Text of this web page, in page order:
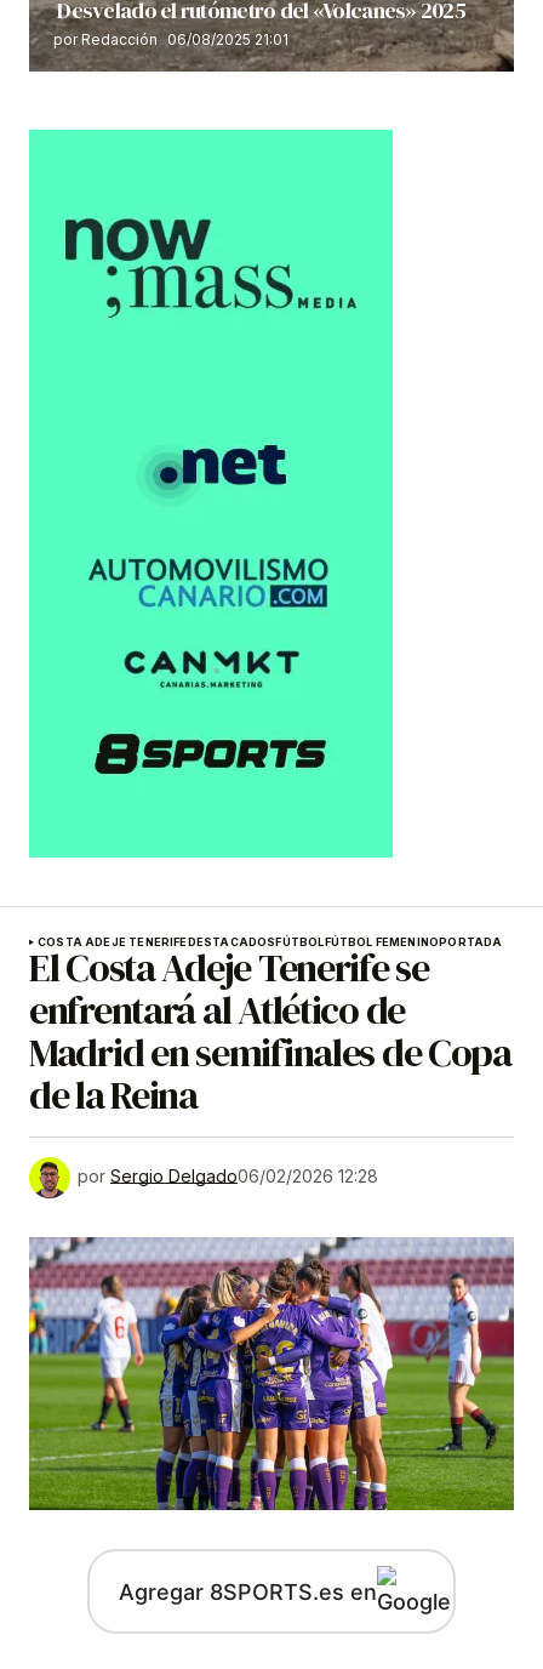
Desvelado el rutómetro del «Volcanes» 2025
por Redacción 06/08/2025 21:01
COSTA ADEJE TENERIFEDESTACADOSFÚTBOLFÚTBOL FEMENINOPORTADA
El Costa Adeje Tenerife se
enfrentará al Atlético de
Madrid en semifinales de Copa
de la Reina
por Sergio Delgado06/02/2026 12:28
Agregar 8SPORTS.es en